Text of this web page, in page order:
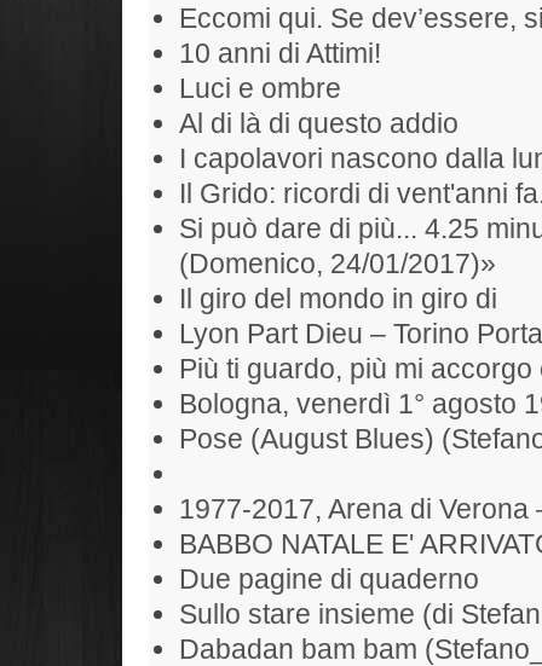
Eccomi qui. Se dev’essere,
10 anni di Attimi!
Luci e ombre
Al di là di questo addio
I capolavori nascono dalla
Il Grido: ricordi di vent'anni
Si può dare di più... 4.25
(Domenico, 24/01/2017)»
Il giro del mondo in giro di
Lyon Part Dieu – Torino
Più ti guardo, più mi accorgo
Bologna, venerdì 1° agosto
Pose (August Blues)
1977-2017, Arena di
BABBO NATALE E'
Due pagine di quaderno
Sullo stare insieme (di
Dabadan bam bam